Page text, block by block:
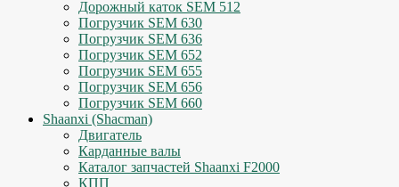
Дорожный каток SEM 512
Погрузчик SEM 630
Погрузчик SEM 636
Погрузчик SEM 652
Погрузчик SEM 655
Погрузчик SEM 656
Погрузчик SEM 660
Shaanxi (Shacman)
Двигатель
Карданные валы
Каталог запчастей Shaanxi F2000
КПП